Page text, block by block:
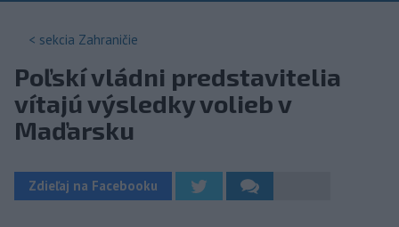
< sekcia Zahraničie
Poľskí vládni predstavitelia
vítajú výsledky volieb v
Maďarsku
Zdieľaj na Facebooku